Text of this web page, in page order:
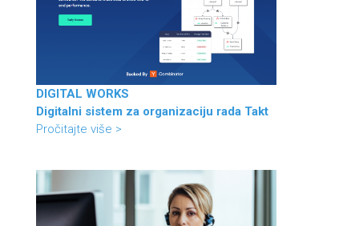
DIGITAL WORKS
Digitalni sistem za organizaciju rada Takt
Pročitajte više >